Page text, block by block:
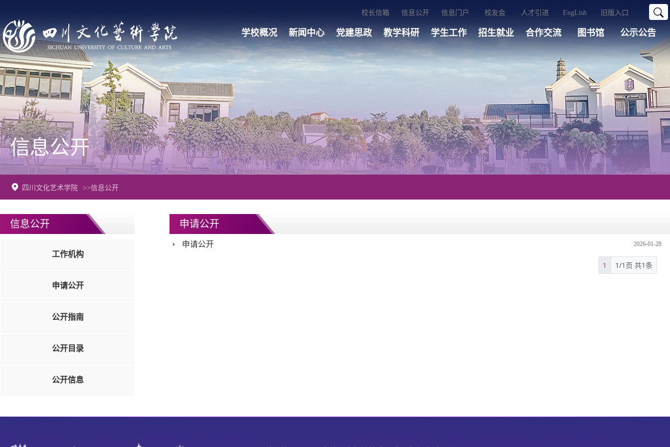
四川文化艺术学院 >>信息公开
信息公开
信息公开
工作机构
申请公开
公开指南
公开目录
公开信息
申请公开
2026-01-28
申请公开
1 1/1页 共1条
学校概况 新闻中心 党建思政 教学科研 学生工作 招生就业 合作交流 图书馆 公示公告
校长信箱 信息公开 信息门户 校友会 人才引进 EngLish 旧版入口